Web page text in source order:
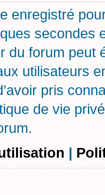
enregistré
secondes
du forum
utilisateurs
pris
de vie
|